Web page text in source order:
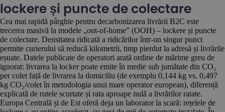
lockere și puncte de colectare
Cea mai rapidă pârghie pentru decarbonizarea livrării B2C este
trecerea masivă la modele „out-of-home” (OOH) – lockere și puncte
de colectare. Densitatea ridicată a ridicărilor într-un singur punct
permite curierului să reducă kilometrii, timp pierdut la adresă și livrările
eșuate. Datele publicate de operatori arată ordine de mărime greu de
ignorat: livrarea la locker poate emite în medie sub jumătate din CO₂
per colet față de livrarea la domiciliu (de exemplu 0,144 kg vs. 0,497
kg CO₂/colet în metodologia unui mare operator european), diferență
explicată de rutele scurtate și rata aproape nulă a livrărilor ratate.
Europa Centrală și de Est oferă deja un laborator la scară: rețelele de